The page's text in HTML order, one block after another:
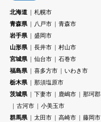
北海道
札幌市
青森県
八戸市
青森市
岩手県
盛岡市
山形県
長井市
村山市
宮城県
仙台市
石巻市
福島県
喜多方市
いわき市
栃木県
那須塩原市
茨城県
下妻市 鹿嶋市 那珂郡
古河市
小美玉市
群馬県
太田市 高崎市 藤岡市